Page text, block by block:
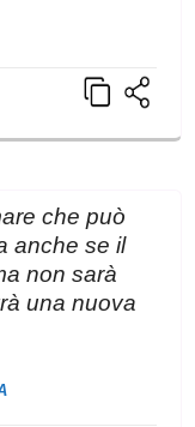
che può
anche se il
non sarà
una nuova